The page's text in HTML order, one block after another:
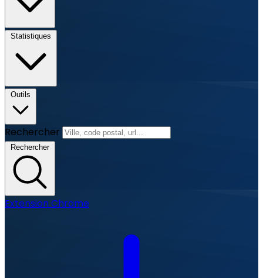
Statistiques
Outils
Rechercher
Rechercher
Extension Chrome